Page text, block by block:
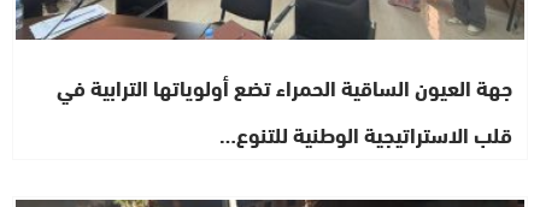
جهة العيون الساقية الحمراء تضع أولوياتها الترابية في
قلب الاستراتيجية الوطنية للتنوع…